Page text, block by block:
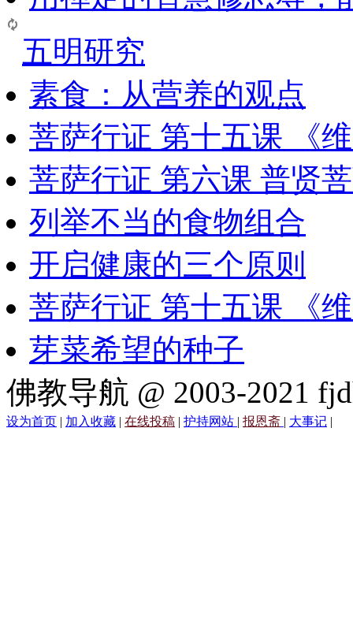
五明研究
素食：从营养的观点
菩萨行证 第十五课 《
菩萨行证 第六课 普贤
列举不当的食物组合
开启健康的三个原则
菩萨行证 第十五课 《
芽菜希望的种子
佛教导航 @ 2003-2021
设为首页 | 加入收藏 | 在线投稿 | 护持网站 | 报恩斋 | 大事记 |